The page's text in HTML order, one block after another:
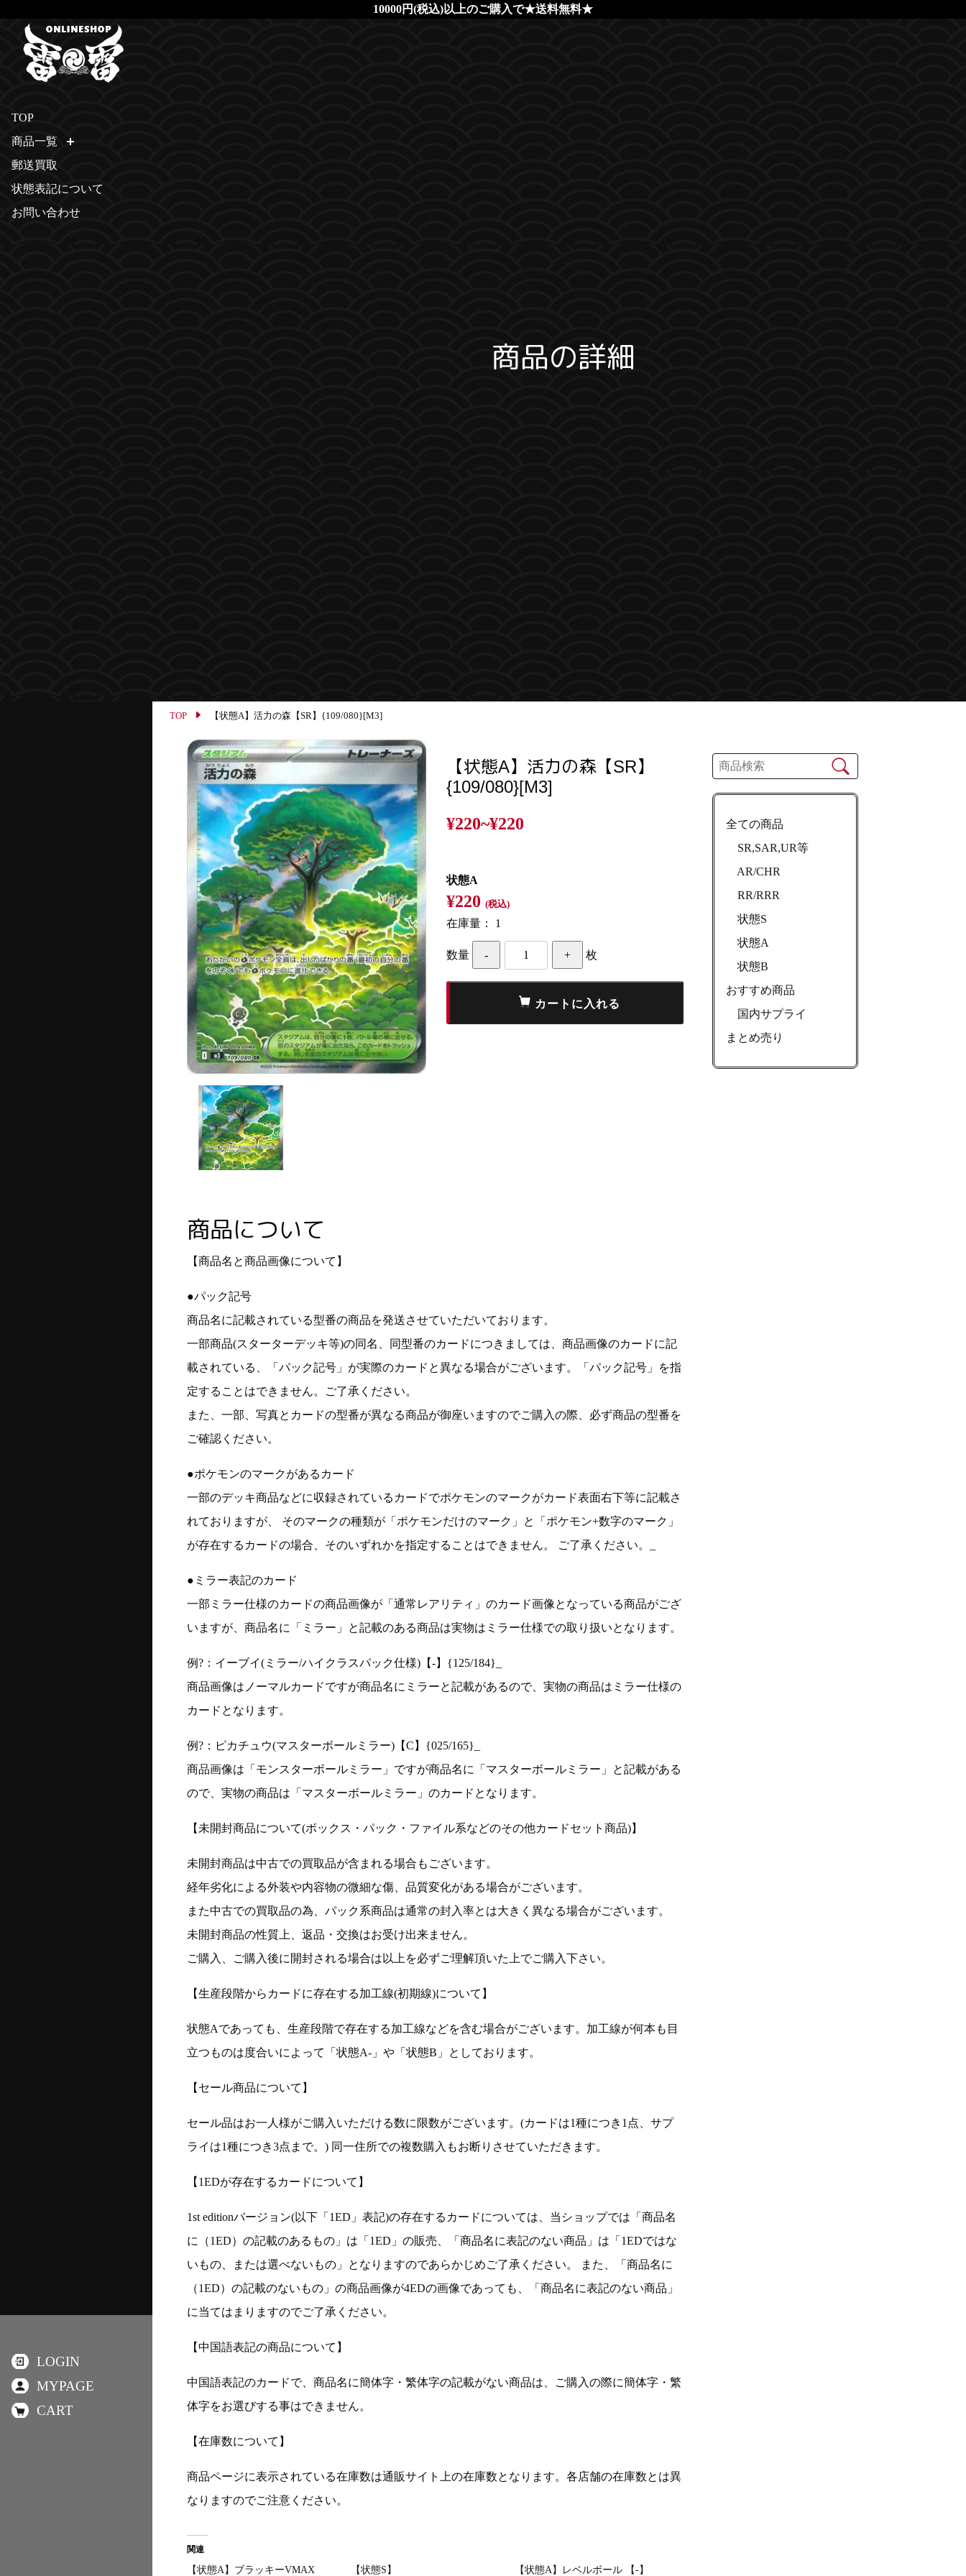
10000円(税込)以上のご購入で★送料無料★
商品の詳細
TOP 【状態A】活力の森【SR】{109/080}[M3]
【状態A】活力の森【SR】
{109/080}[M3]
¥220~¥220
状態A
¥220(税込)
在庫量： 1
数量 枚
商品について
【商品名と商品画像について】
●パック記号
商品名に記載されている型番の商品を発送させていただいております。
一部商品(スターターデッキ等)の同名、同型番のカードにつきましては、商品画像のカードに記
載されている、「パック記号」が実際のカードと異なる場合がございます。「パック記号」を指
定することはできません。ご了承ください。
また、一部、写真とカードの型番が異なる商品が御座いますのでご購入の際、必ず商品の型番を
ご確認ください。
●ポケモンのマークがあるカード
一部のデッキ商品などに収録されているカードでポケモンのマークがカード表面右下等に記載さ
れておりますが、 そのマークの種類が「ポケモンだけのマーク」と「ポケモン+数字のマーク」
が存在するカードの場合、そのいずれかを指定することはできません。 ご了承ください。_
●ミラー表記のカード
一部ミラー仕様のカードの商品画像が「通常レアリティ」のカード画像となっている商品がござ
いますが、商品名に「ミラー」と記載のある商品は実物はミラー仕様での取り扱いとなります。
例?：イーブイ(ミラー/ハイクラスパック仕様)【-】{125/184}_
商品画像はノーマルカードですが商品名にミラーと記載があるので、実物の商品はミラー仕様の
カードとなります。
例?：ピカチュウ(マスターボールミラー)【C】{025/165}_
商品画像は「モンスターボールミラー」ですが商品名に「マスターボールミラー」と記載がある
ので、実物の商品は「マスターボールミラー」のカードとなります。
【未開封商品について(ボックス・パック・ファイル系などのその他カードセット商品)】
未開封商品は中古での買取品が含まれる場合もございます。
経年劣化による外装や内容物の微細な傷、品質変化がある場合がございます。
また中古での買取品の為、パック系商品は通常の封入率とは大きく異なる場合がございます。
未開封商品の性質上、返品・交換はお受け出来ません。
ご購入、ご購入後に開封される場合は以上を必ずご理解頂いた上でご購入下さい。
【生産段階からカードに存在する加工線(初期線)について】
状態Aであっても、生産段階で存在する加工線などを含む場合がございます。加工線が何本も目
立つものは度合いによって「状態A-」や「状態B」としております。
【セール商品について】
セール品はお一人様がご購入いただける数に限数がございます。(カードは1種につき1点、サプ
ライは1種につき3点まで。) 同一住所での複数購入もお断りさせていただきます。
【1EDが存在するカードについて】
1st editionバージョン(以下「1ED」表記)の存在するカードについては、当ショップでは「商品名
に（1ED）の記載のあるもの」は「1ED」の販売、「商品名に表記のない商品」は「1EDではな
いもの、または選べないもの」となりますのであらかじめご了承ください。 また、「商品名に
（1ED）の記載のないもの」の商品画像が4EDの画像であっても、「商品名に表記のない商品」
に当てはまりますのでご了承ください。
【中国語表記の商品について】
中国語表記のカードで、商品名に簡体字・繁体字の記載がない商品は、ご購入の際に簡体字・繁
体字をお選びする事はできません。
【在庫数について】
商品ページに表示されている在庫数は通販サイト上の在庫数となります。各店舗の在庫数とは異
なりますのでご注意ください。
関連
【状態A】ブラッキーVMAX 【状態S】 【状態A】レベルボール 【-】
全ての商品
SR,SAR,UR等
AR/CHR
RR/RRR
状態S
状態A
状態B
おすすめ商品
国内サプライ
まとめ売り
TOP
商品一覧
郵送買取
状態表記について
お問い合わせ
LOGIN
MYPAGE
CART